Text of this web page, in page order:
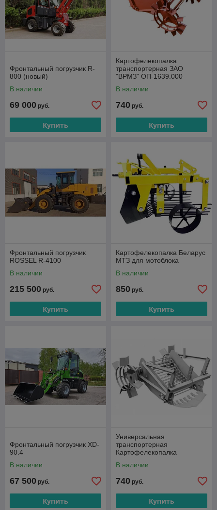
Фронтальный погрузчик R-
800 (новый)
В наличии
69 000 руб.
Купить
Картофелекопалка
транспортерная ЗАО
"ВРМЗ" ОП-1639.000
В наличии
740 руб.
Купить
Фронтальный погрузчик
ROSSEL R-4100
В наличии
215 500 руб.
Купить
Картофелекопалка Беларус
МТЗ для мотоблока
В наличии
850 руб.
Купить
Фронтальный погрузчик XD-
90.4
В наличии
67 500 руб.
Купить
Универсальная
транспортерная
Картофелекопалка
В наличии
740 руб.
Купить